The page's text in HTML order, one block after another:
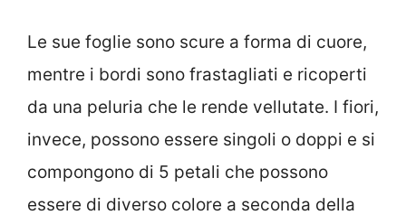
Le sue foglie sono scure a forma di cuore,
mentre i bordi sono frastagliati e ricoperti
da una peluria che le rende vellutate. I fiori,
invece, possono essere singoli o doppi e si
compongono di 5 petali che possono
essere di diverso colore a seconda della